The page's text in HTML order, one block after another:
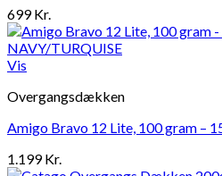
699Kr.
Vis
Overgangsdækken
Amigo Bravo 12 Lite, 100 gram –
1.199Kr.